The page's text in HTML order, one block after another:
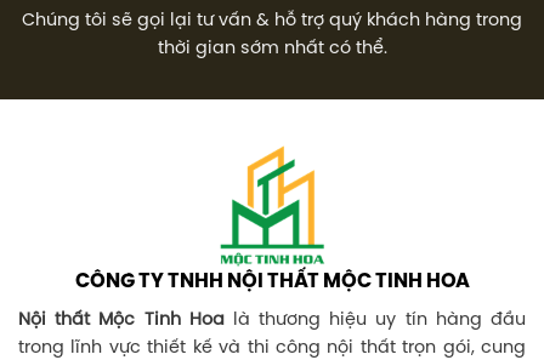
Chúng tôi sẽ gọi lại tư vấn & hỗ trợ quý khách hàng trong
thời gian sớm nhất có thể.
CÔNG TY TNHH NỘI THẤT MỘC TINH HOA
Nội thất Mộc Tinh Hoalà thương hiệu uy tín hàng đầu
trong lĩnh vực thiết kế và thi công nội thất trọn gói, cung